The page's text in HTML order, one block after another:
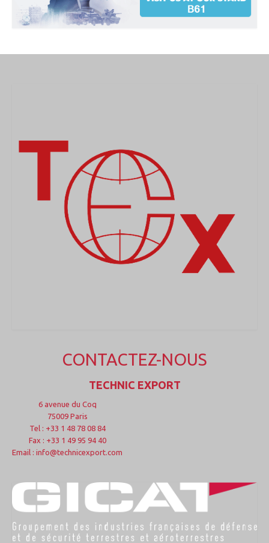
CONTACTEZ-NOUS
TECHNIC EXPORT
6 avenue du Coq
75009 Paris
Tel : +33 1 48 78 08 84
Fax : +33 1 49 95 94 40
Email : info@technicexport.com